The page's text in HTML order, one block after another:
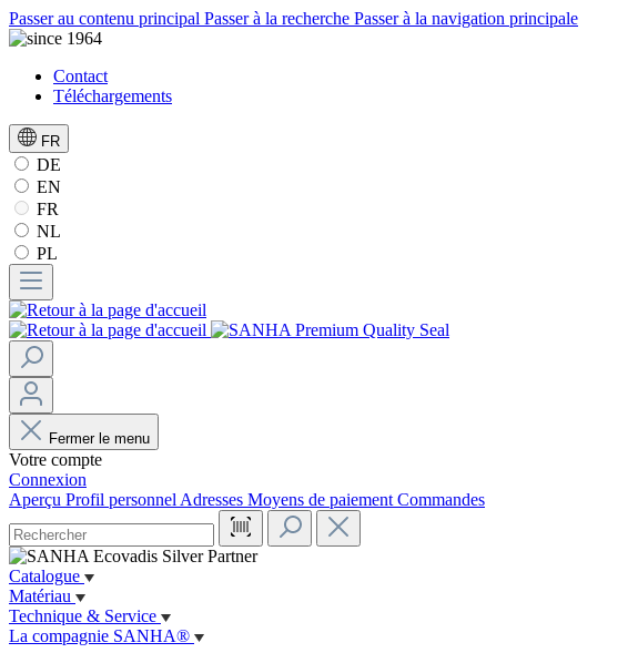
Passer au contenu principal Passer à la recherche Passer à la navigation principale
Contact
Téléchargements
FR
DE
EN
FR
NL
PL
Fermer le menu
Votre compte
Connexion
Aperçu Profil personnel Adresses Moyens de paiement Commandes
Catalogue
Matériau
Technique & Service
La compagnie SANHA®